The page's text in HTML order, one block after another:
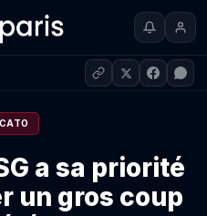
a sa priorité
un gros coup